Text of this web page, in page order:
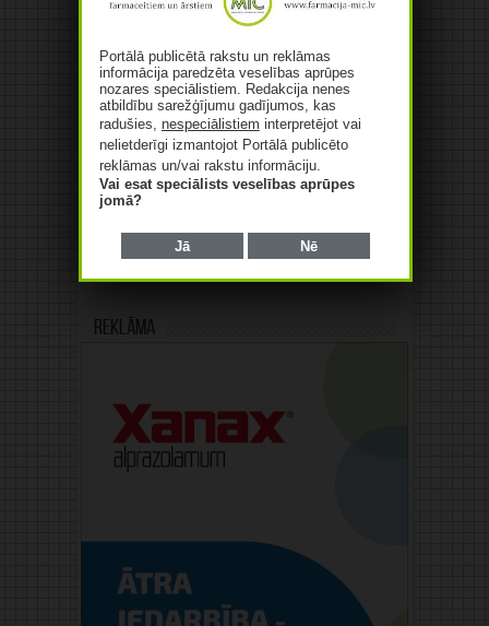
Reklāma
Portālā publicētā rakstu un reklāmas
informācija paredzēta veselības aprūpes
nozares speciālistiem. Redakcija nenes
atbildību sarežģījumu gadījumos, kas
radušies, nespeciālistiem interpretējot vai
nelietderīgi izmantojot Portālā publicēto
reklāmas un/vai rakstu informāciju.
Vai esat speciālists veselības aprūpes
jomā?
Jā Nē